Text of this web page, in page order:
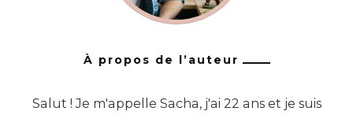
À propos de l’auteur
Salut ! Je m'appelle Sacha, j'ai 22 ans et je suis